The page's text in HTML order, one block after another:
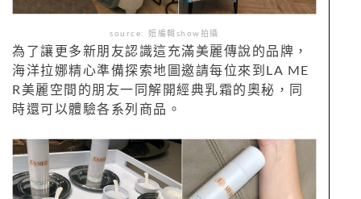
source: 妞編輯show拍攝
為了讓更多新朋友認識這充滿美麗傳說的品牌，
海洋拉娜精心準備探索地圖邀請每位來到LA ME
R美麗空間的朋友一同解開經典乳霜的奧秘，同
時還可以體驗各系列商品。